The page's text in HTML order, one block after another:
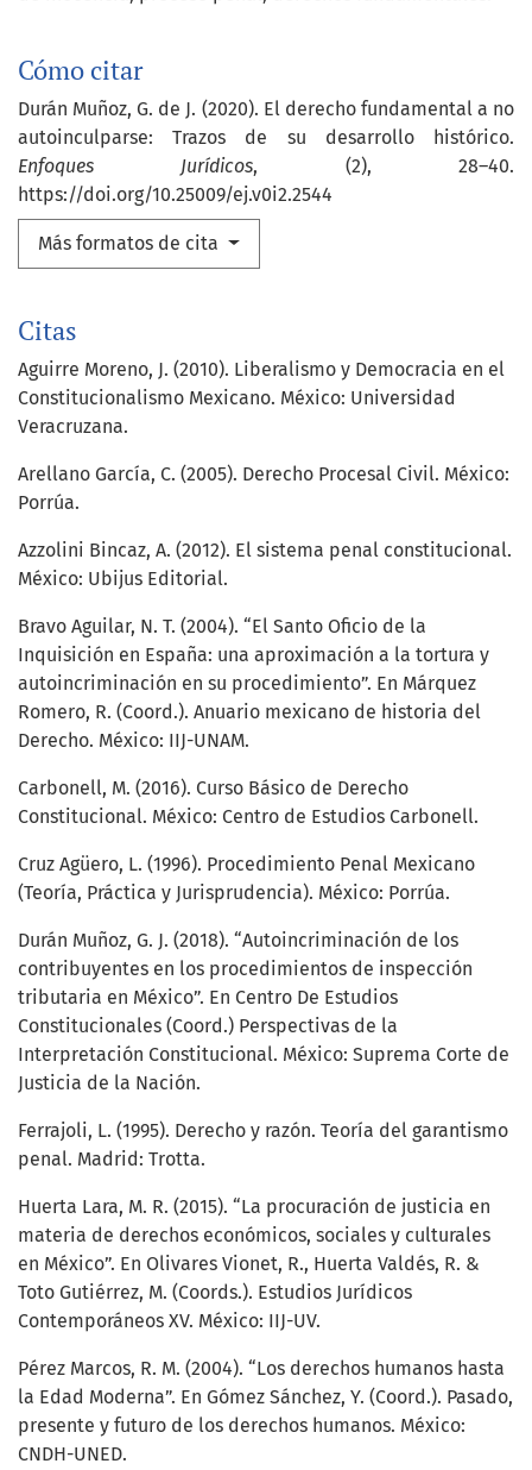
Cómo citar
Durán Muñoz, G. de J. (2020). El derecho fundamental a no
autoinculparse: Trazos de su desarrollo histórico.
Enfoques Jurídicos, (2), 28–40.
https://doi.org/10.25009/ej.v0i2.2544
Más formatos de cita
Citas
Aguirre Moreno, J. (2010). Liberalismo y Democracia en el
Constitucionalismo Mexicano. México: Universidad
Veracruzana.
Arellano García, C. (2005). Derecho Procesal Civil. México:
Porrúa.
Azzolini Bincaz, A. (2012). El sistema penal constitucional.
México: Ubijus Editorial.
Bravo Aguilar, N. T. (2004). “El Santo Oficio de la
Inquisición en España: una aproximación a la tortura y
autoincriminación en su procedimiento”. En Márquez
Romero, R. (Coord.). Anuario mexicano de historia del
Derecho. México: IIJ-UNAM.
Carbonell, M. (2016). Curso Básico de Derecho
Constitucional. México: Centro de Estudios Carbonell.
Cruz Agüero, L. (1996). Procedimiento Penal Mexicano
(Teoría, Práctica y Jurisprudencia). México: Porrúa.
Durán Muñoz, G. J. (2018). “Autoincriminación de los
contribuyentes en los procedimientos de inspección
tributaria en México”. En Centro De Estudios
Constitucionales (Coord.) Perspectivas de la
Interpretación Constitucional. México: Suprema Corte de
Justicia de la Nación.
Ferrajoli, L. (1995). Derecho y razón. Teoría del garantismo
penal. Madrid: Trotta.
Huerta Lara, M. R. (2015). “La procuración de justicia en
materia de derechos económicos, sociales y culturales
en México”. En Olivares Vionet, R., Huerta Valdés, R. &
Toto Gutiérrez, M. (Coords.). Estudios Jurídicos
Contemporáneos XV. México: IIJ-UV.
Pérez Marcos, R. M. (2004). “Los derechos humanos hasta
la Edad Moderna”. En Gómez Sánchez, Y. (Coord.). Pasado,
presente y futuro de los derechos humanos. México:
CNDH-UNED.